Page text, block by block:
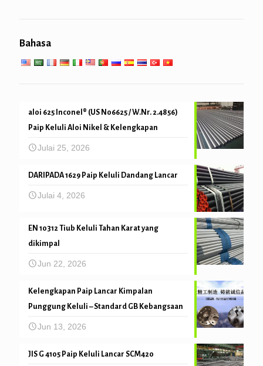
Mekanikal dan ketepatan tiub
Bahasa
aloi 625 Inconel® (US N06625 / W.Nr. 2.4856)
Paip Keluli Aloi Nikel & Kelengkapan
Julai 25, 2026
DARIPADA 1629 Paip Keluli Dandang Lancar
Julai 4, 2026
EN 10312 Tiub Keluli Tahan Karat yang
dikimpal
Jun 22, 2026
Kelengkapan Paip Lancar Kimpalan
Punggung Keluli – Standard GB Kebangsaan
Jun 13, 2026
JIS G 4105 Paip Keluli Lancar SCM420